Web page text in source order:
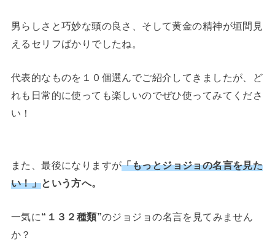
男らしさと巧妙な頭の良さ、そして黄金の精神が垣間見
えるセリフばかりでしたね。
代表的なものを１０個選んでご紹介してきましたが、ど
れも日常的に使っても楽しいのでぜひ使ってみてくださ
い！
また、最後になりますが「もっとジョジョの名言を見た
い！」という方へ。
一気に“１３２種類”のジョジョの名言を見てみません
か？